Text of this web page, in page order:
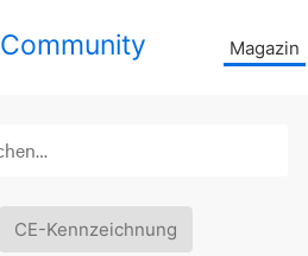
Community Magazin
CE-Kennzeichnung